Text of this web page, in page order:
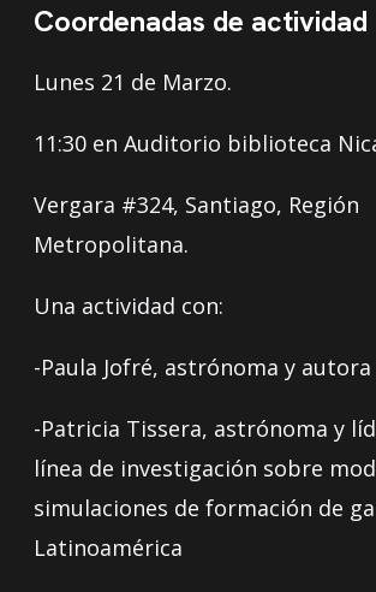
Coordenadas de actividad
Lunes 21 de Marzo.
11:30 en Auditorio biblioteca
Vergara #324, Santiago, Región
Metropolitana.
Una actividad con:
-Paula Jofré, astrónoma y
-Patricia Tissera, astrónoma y
línea de investigación sobre
simulaciones de formación de
Latinoamérica